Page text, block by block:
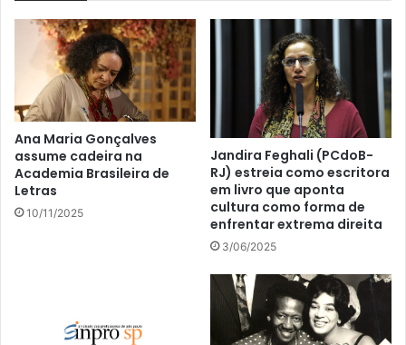
Ana Maria Gonçalves
assume cadeira na
Academia Brasileira de
Letras
10/11/2025
Jandira Feghali (PCdoB-
RJ) estreia como escritora
em livro que aponta
cultura como forma de
enfrentar extrema direita
3/06/2025